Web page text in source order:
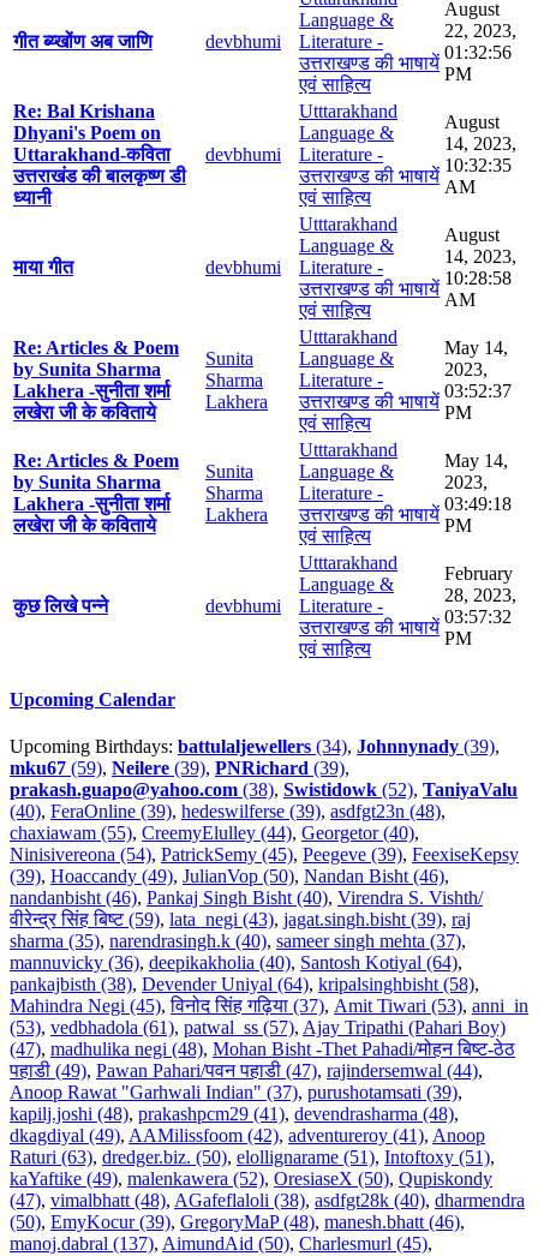
गीत ब्य्खोंण अब जाणि devbhumi
Language &
Literature -
उत्तराखण्ड की भाषायें
एवं साहित्य
August
22, 2023,
01:32:56
PM
Re: Bal Krishana
Dhyani's Poem on
Uttarakhand-कविता
उत्तराखंड की बालकृष्ण डी
ध्यानी
devbhumi
Utttarakhand
Language &
Literature -
उत्तराखण्ड की भाषायें
एवं साहित्य
August
14, 2023,
10:32:35
AM
माया गीत devbhumi
Utttarakhand
Language &
Literature -
उत्तराखण्ड की भाषायें
एवं साहित्य
August
14, 2023,
10:28:58
AM
Re: Articles & Poem
by Sunita Sharma
Lakhera -सुनीता शर्मा
लखेरा जी के कविताये
Sunita
Sharma
Lakhera
Utttarakhand
Language &
Literature -
उत्तराखण्ड की भाषायें
एवं साहित्य
May 14,
2023,
03:52:37
PM
Re: Articles & Poem
by Sunita Sharma
Lakhera -सुनीता शर्मा
लखेरा जी के कविताये
Sunita
Sharma
Lakhera
Utttarakhand
Language &
Literature -
उत्तराखण्ड की भाषायें
एवं साहित्य
May 14,
2023,
03:49:18
PM
कुछ लिखे पन्ने devbhumi
Utttarakhand
Language &
Literature -
उत्तराखण्ड की भाषायें
एवं साहित्य
February
28, 2023,
03:57:32
PM
Upcoming Calendar
Upcoming Birthdays: battulaljewellers (34), Johnnynady (39),
mku67 (59), Neilere (39), PNRichard (39),
prakash.guapo@yahoo.com (38), Swistidowk (52), TaniyaValu
(40), FeraOnline (39), hedeswilferse (39), asdfgt23n (48),
chaxiawam (55), CreemyElulley (44), Georgetor (40),
Ninisivereona (54), PatrickSemy (45), Peegeve (39), FeexiseKepsy
(39), Hoaccandy (49), JulianVop (50), Nandan Bisht (46),
nandanbisht (46), Pankaj Singh Bisht (40), Virendra S. Vishth/
वीरेन्द्र सिंह बिष्ट (59), lata_negi (43), jagat.singh.bisht (39), raj
sharma (35), narendrasingh.k (40), sameer singh mehta (37),
mannuvicky (36), deepikakholia (40), Santosh Kotiyal (64),
pankajbisth (38), Devender Uniyal (64), kripalsinghbisht (58),
Mahindra Negi (45),विनोद सिंह गढ़िया (37), Amit Tiwari (53), anni_in
(53), vedbhadola (61), patwal_ss (57), Ajay Tripathi (Pahari Boy)
(47), madhulika negi (48), Mohan Bisht -Thet Pahadi/मोहन बिष्ट-ठेठ
पहाडी (49), Pawan Pahari/पवन पहाडी (47), rajindersemwal (44),
Anoop Rawat "Garhwali Indian" (37), purushotamsati (39),
kapilj.joshi (48), prakashpcm29 (41), devendrasharma (48),
dkagdiyal (49), AAMilissfoom (42), adventureroy (41), Anoop
Raturi (63), dredger.biz. (50), elollignarame (51), Intoftoxy (51),
kaYaftike (49), malenkawera (52), OresiaseX (50), Qupiskondy
(47), vimalbhatt (48), AGafeflaloli (38), asdfgt28k (40), dharmendra
(50), EmyKocur (39), GregoryMaP (48), manesh.bhatt (46),
manoj.dabral (137), AimundAid (50), Charlesmurl (45),